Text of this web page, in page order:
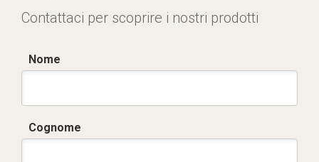
Contattaci per scoprire i nostri prodotti
Nome
Cognome